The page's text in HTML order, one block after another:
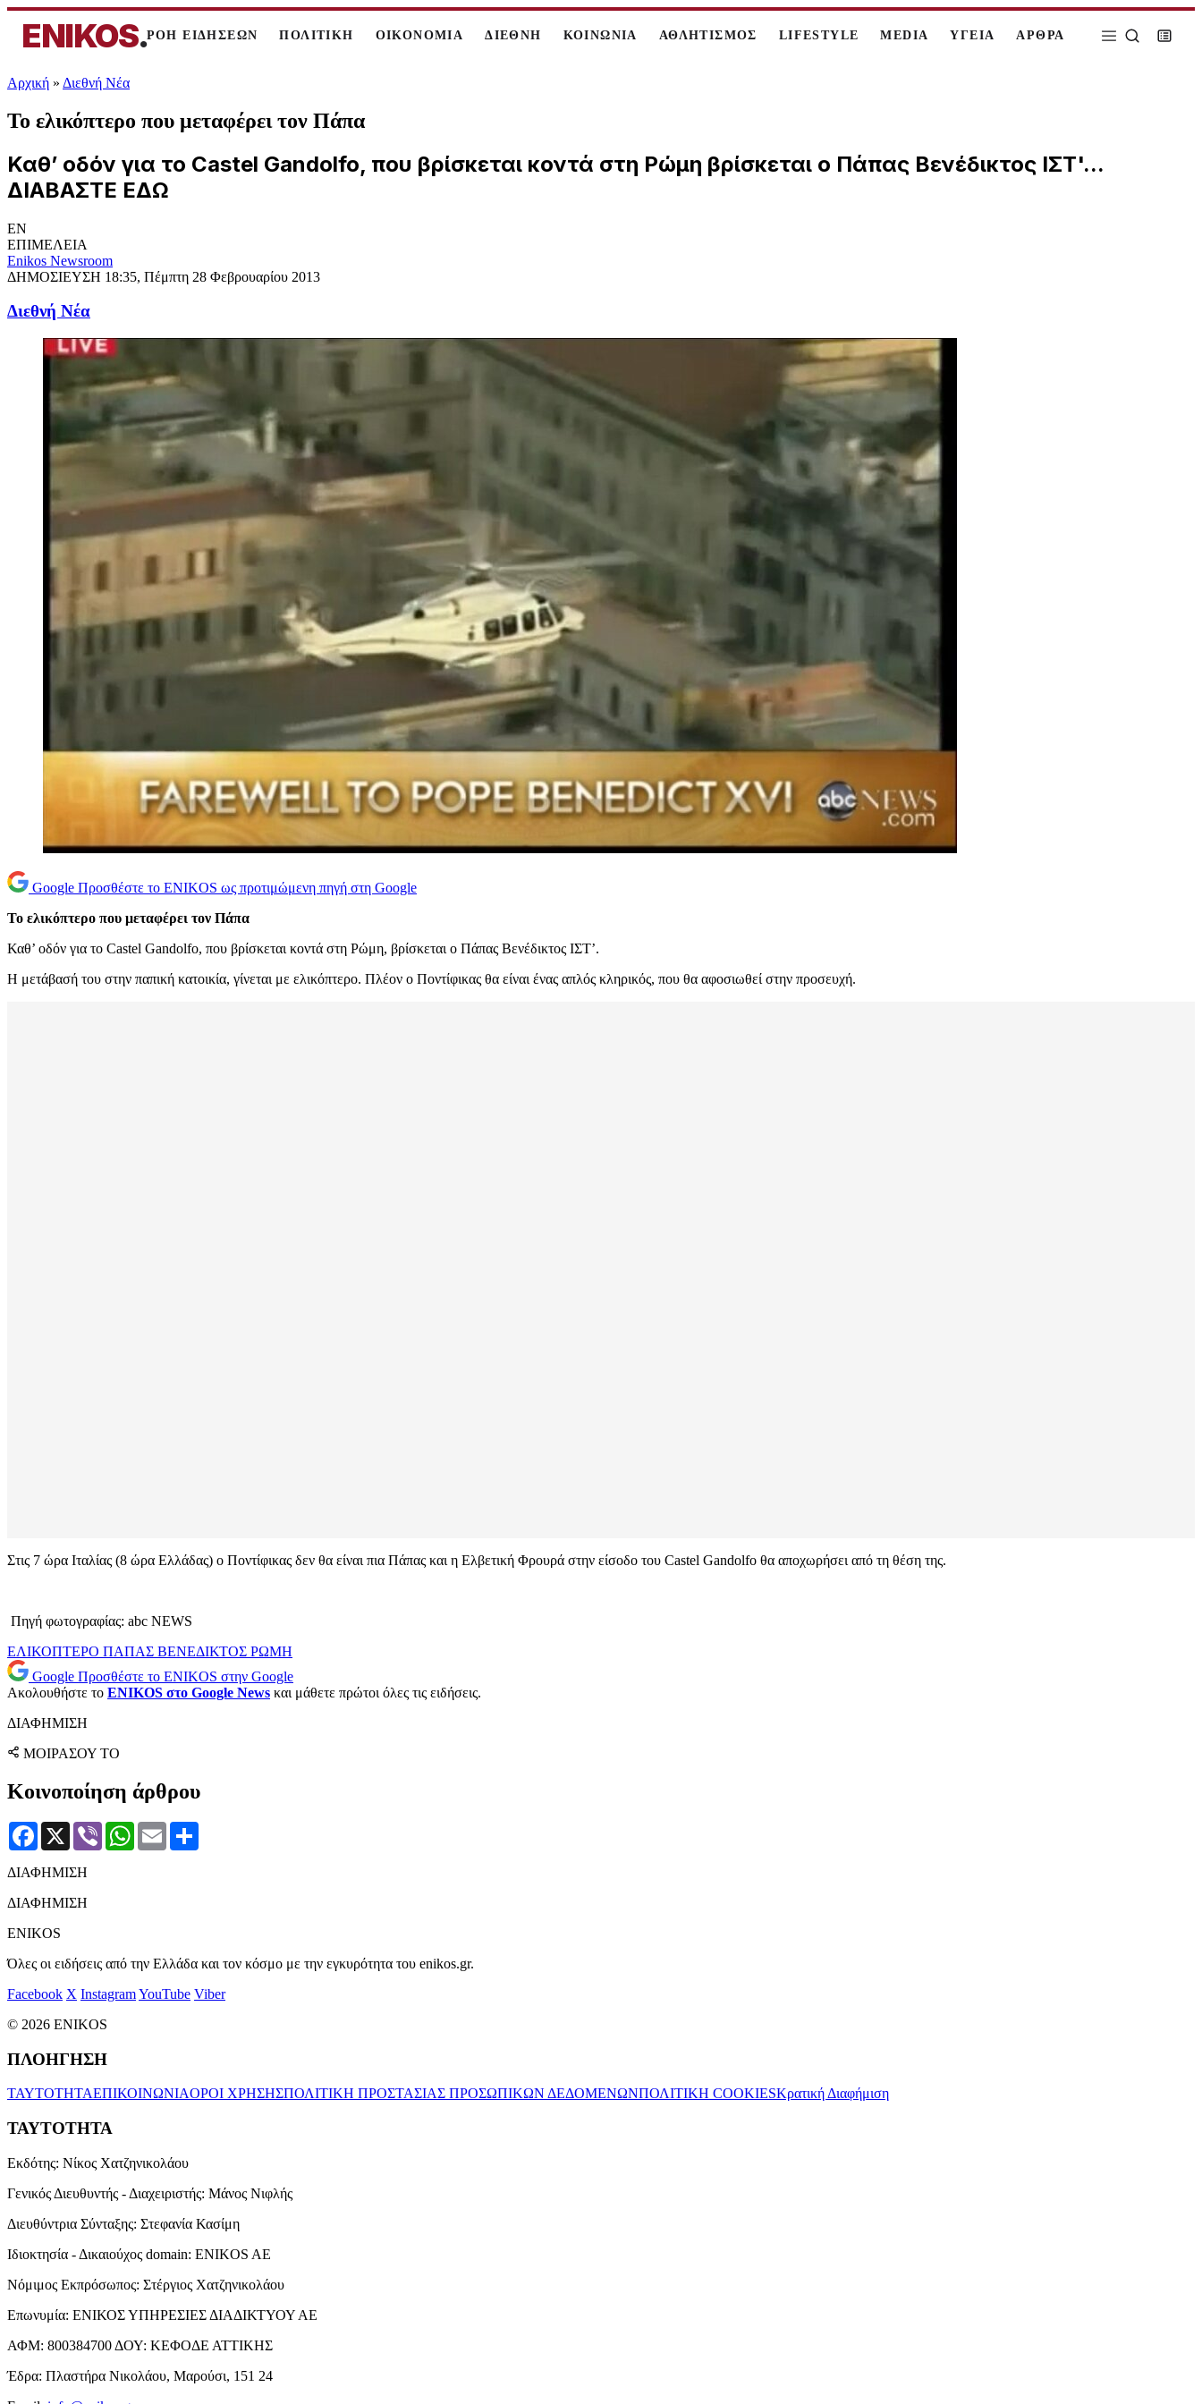
ENIKOS.ΡΟΗ ΕΙΔΗΣΕΩΝ ΠΟΛΙΤΙΚΗ ΟΙΚΟΝΟΜΙΑ ΔΙΕΘΝΗ ΚΟΙΝΩΝΙΑ ΑΘΛΗΤΙΣΜΟΣ LIFESTYLE MEDIA ΥΓΕΙΑ ΑΡΘΡΑ
Αρχική » Διεθνή Νέα
Το ελικόπτερο που μεταφέρει τον Πάπα
Καθ’ οδόν για το Castel Gandolfo, που βρίσκεται κοντά στη Ρώμη βρίσκεται ο Πάπας Βενέδικτος ΙΣΤ'...
ΔΙΑΒΑΣΤΕ ΕΔΩ
EN
ΕΠΙΜΕΛΕΙΑ
Enikos Newsroom
ΔΗΜΟΣΙΕΥΣΗ 18:35, Πέμπτη 28 Φεβρουαρίου 2013
Διεθνή Νέα
Google Προσθέστε το ENIKOS ως προτιμώμενη πηγή στη Google
Το ελικόπτερο που μεταφέρει τον Πάπα
Καθ’ οδόν για το Castel Gandolfo, που βρίσκεται κοντά στη Ρώμη, βρίσκεται ο Πάπας Βενέδικτος ΙΣΤ’.
Η μετάβασή του στην παπική κατοικία, γίνεται με ελικόπτερο. Πλέον ο Ποντίφικας θα είναι ένας απλός κληρικός, που θα αφοσιωθεί στην προσευχή.
Στις 7 ώρα Ιταλίας (8 ώρα Ελλάδας) ο Ποντίφικας δεν θα είναι πια Πάπας και η Ελβετική Φρουρά στην είσοδο του Castel Gandolfo θα αποχωρήσει από τη θέση της.
Πηγή φωτογραφίας: abc NEWS
ΕΛΙΚΟΠΤΕΡΟ ΠΑΠΑΣ ΒΕΝΕΔΙΚΤΟΣ ΡΩΜΗ
Google Προσθέστε το ENIKOS στην Google
Ακολουθήστε το ENIKOS στο Google News και μάθετε πρώτοι όλες τις ειδήσεις.
ΔΙΑΦΗΜΙΣΗ
ΜΟΙΡΑΣΟΥ ΤΟ
Κοινοποίηση άρθρου
Facebook
X Viber WhatsApp
Email
ΔΙΑΦΗΜΙΣΗ
ΔΙΑΦΗΜΙΣΗ
ENIKOS
Όλες οι ειδήσεις από την Ελλάδα και τον κόσμο με την εγκυρότητα του enikos.gr.
Facebook X InstagramYouTube Viber
© 2026 ENIKOS
ΠΛΟΗΓΗΣΗ
ΤΑΥΤΟΤΗΤΑΕΠΙΚΟΙΝΩΝΙΑΟΡΟΙ ΧΡΗΣΗΣΠΟΛΙΤΙΚΗ ΠΡΟΣΤΑΣΙΑΣ ΠΡΟΣΩΠΙΚΩΝ ΔΕΔΟΜΕΝΩΝΠΟΛΙΤΙΚΗ COOKIESΚρατική Διαφήμιση
ΤΑΥΤΟΤΗΤΑ
Εκδότης: Νίκος Χατζηνικολάου
Γενικός Διευθυντής - Διαχειριστής: Μάνος Νιφλής
Διευθύντρια Σύνταξης: Στεφανία Κασίμη
Ιδιοκτησία - Δικαιούχος domain: ENIKOS AE
Νόμιμος Εκπρόσωπος: Στέργιος Χατζηνικολάου
Επωνυμία: ΕΝΙΚΟΣ ΥΠΗΡΕΣΙΕΣ ΔΙΑΔΙΚΤΥΟΥ ΑΕ
ΑΦΜ: 800384700 ΔΟΥ: ΚΕΦΟΔΕ ΑΤΤΙΚΗΣ
Έδρα: Πλαστήρα Νικολάου, Μαρούσι, 151 24